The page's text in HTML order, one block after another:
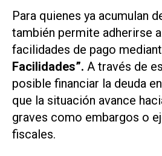
Para quienes ya acumulan
también permite adherirse
facilidades de pago
Facilidades”. A través de
posible financiar la deuda
que la situación avance
graves como embargos o
fiscales.